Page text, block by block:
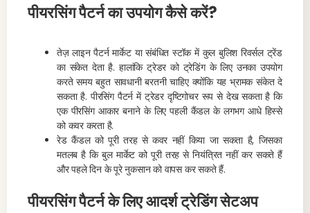
पीयरसिंग पैटर्न का उपयोग कैसे करें?
तेज़ लाइन पैटर्न मार्केट या संबंधित स्टॉक में कुल बुलिश रिवर्सल ट्रेंड
का संकेत देता है. हालांकि ट्रेडर को ट्रेडिंग के लिए उनका उपयोग
करते समय बहुत सावधानी बरतनी चाहिए क्योंकि यह भ्रामक संकेत दे
सकता है. पीरसिंग पैटर्न में ट्रेडर दृष्टिगोचर रूप से देख सकता है कि
एक पीरसिंग आकार बनाने के लिए पहली कैंडल के लगभग आधे हिस्से
को कवर करता है.
रेड कैंडल को पूरी तरह से कवर नहीं किया जा सकता है, जिसका
मतलब है कि बुल मार्केट को पूरी तरह से नियंत्रित नहीं कर सकते हैं
और पहले दिन के पूरे नुकसान को वापस कर सकते हैं.
पीयरसिंग पैटर्न के लिए आदर्श ट्रेडिंग सेटअप